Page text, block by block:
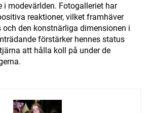
i modevärlden. Fotogalleriet har
reaktioner, vilket framhäver
och den konstnärliga dimensionen i
förstärker hennes status
att hålla koll på under de